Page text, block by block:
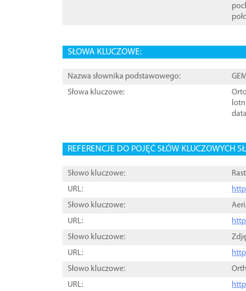
SŁOWA KLUCZOWE:
Nazwa słownika podstawowego:
Słowa kluczowe:
data
REFERENCJE DO POJĘĆ SŁÓW KLUCZOWYCH
Słowo kluczowe:
URL:
Słowo kluczowe:
URL:
Słowo kluczowe:
URL:
Słowo kluczowe:
URL: